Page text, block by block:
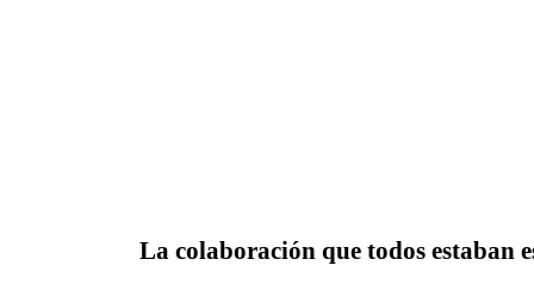
La colaboración que todos estaban